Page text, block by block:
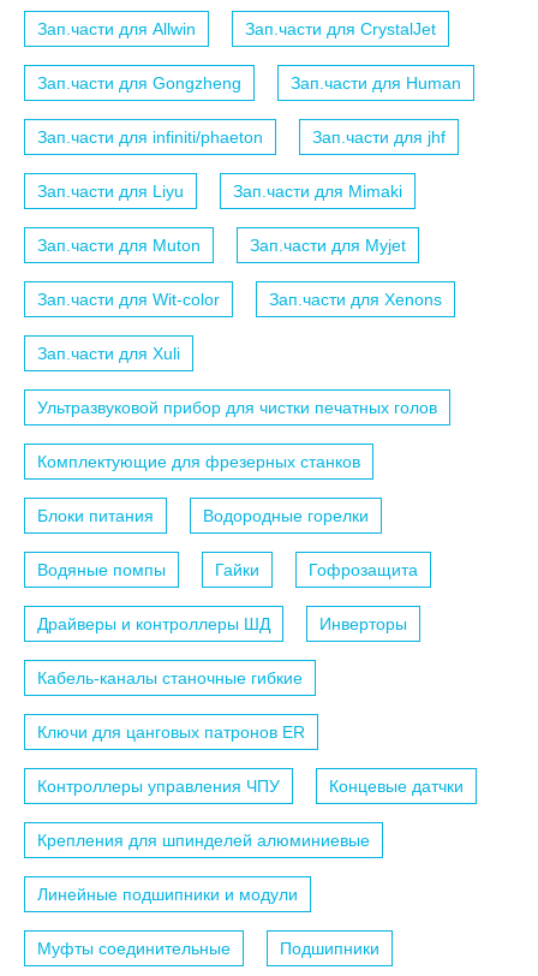
Зап.части для Allwin Зап.части для CrystalJet
Зап.части для Gongzheng Зап.части для Human
Зап.части для infiniti/phaeton Зап.части для jhf
Зап.части для Liyu Зап.части для Mimaki
Зап.части для Muton Зап.части для Myjet
Зап.части для Wit-color Зап.части для Xenons
Зап.части для Xuli
Ультразвуковой прибор для чистки печатных голов
Комплектующие для фрезерных станков
Блоки питания Водородные горелки
Водяные помпы Гайки Гофрозащита
Драйверы и контроллеры ШД Инверторы
Кабель-каналы станочные гибкие
Ключи для цанговых патронов ER
Контроллеры управления ЧПУ Концевые датчки
Крепления для шпинделей алюминиевые
Линейные подшипники и модули
Муфты соединительные Подшипники